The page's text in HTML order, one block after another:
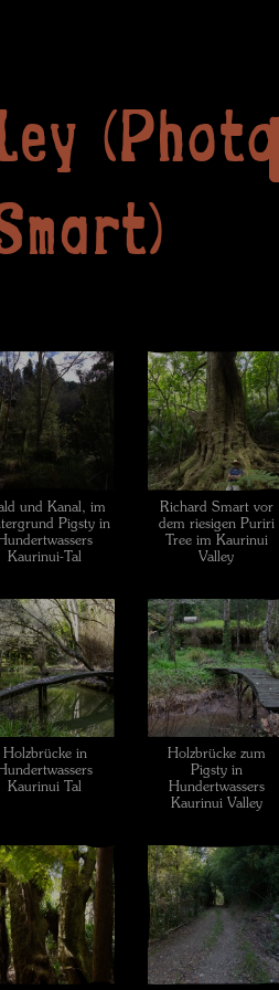
(Photo
und Kanal, im
Pigsty in
Hundertwassers
Kaurinui-Tal
Richard Smart vor
dem riesigen Puriri
Tree im Kaurinui
Valley
Holzbrücke in
Kaurinui Tal
Holzbrücke zum
Pigsty in
Hundertwassers
Kaurinui Valley